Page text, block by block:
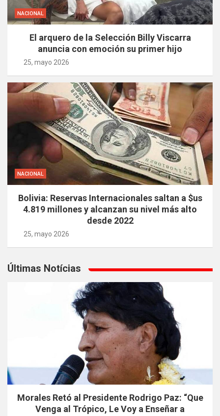
NACIONAL
El arquero de la Selección Billy Viscarra
anuncia con emoción su primer hijo
25, mayo 2026
NACIONAL
Bolivia: Reservas Internacionales saltan a $us
4.819 millones y alcanzan su nivel más alto
desde 2022
25, mayo 2026
Últimas Notícias
Morales Retó al Presidente Rodrigo Paz: “Que
Venga al Trópico, Le Voy a Enseñar a